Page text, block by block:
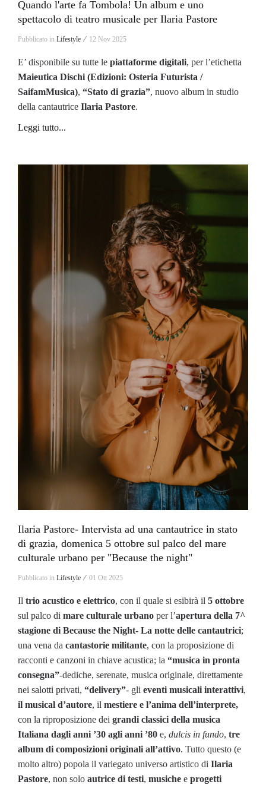
Quando l'arte fa Tombola! Un album e uno
spettacolo di teatro musicale per Ilaria Pastore
Pubblicato in Lifestyle ⁄ 12 Nov 2025
E’ disponibile su tutte le piattaforme digitali, per l’etichetta
Maieutica Dischi (Edizioni: Osteria Futurista /
SaifamMusica), “Stato di grazia”, nuovo album in studio
della cantautrice Ilaria Pastore.
Leggi tutto...
Ilaria Pastore- Intervista ad una cantautrice in stato
di grazia, domenica 5 ottobre sul palco del mare
culturale urbano per "Because the night"
Pubblicato in Lifestyle ⁄ 01 Ott 2025
Il trio acustico e elettrico, con il quale si esibirà il 5 ottobre
sul palco di mare culturale urbano per l’apertura della 7^
stagione di Because the Night- La notte delle cantautrici;
una vena da cantastorie militante, con la proposizione di
racconti e canzoni in chiave acustica; la “musica in pronta
consegna”-dediche, serenate, musica originale, direttamente
nei salotti privati, “delivery”- gli eventi musicali interattivi,
il musical d’autore, il mestiere e l’anima dell’interprete,
con la riproposizione dei grandi classici della musica
Italiana dagli anni ’30 agli anni ’80 e, dulcis in fundo, tre
album di composizioni originali all’attivo. Tutto questo (e
molto altro) popola il variegato universo artistico di Ilaria
Pastore, non solo autrice di testi, musiche e progetti